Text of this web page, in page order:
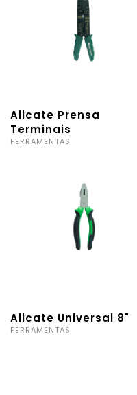
Alicate Prensa
Terminais
FERRAMENTAS
Alicate Universal 8"
FERRAMENTAS